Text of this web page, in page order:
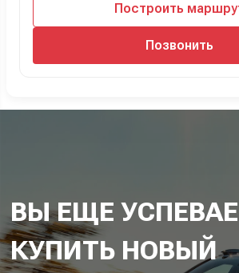
Построить
Позвонить
ВЫ ЕЩЕ
КУПИТЬ НОВЫЙ